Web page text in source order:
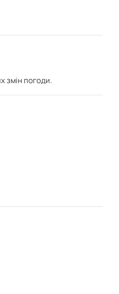
змін погоди.